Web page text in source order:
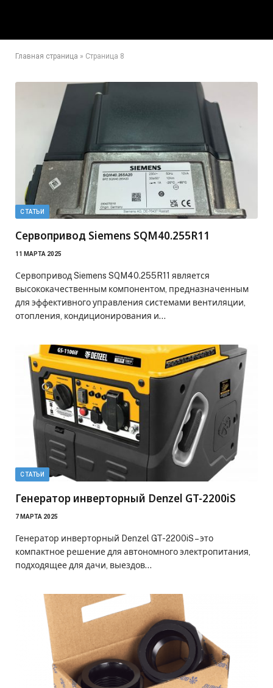
Главная страница » Страница 8
СТАТЬИ
Сервопривод Siemens SQM40.255R11
11 МАРТА 2025
Сервопривод Siemens SQM40.255R11 является
высококачественным компонентом, предназначенным
для эффективного управления системами вентиляции,
отопления, кондиционирования и…
СТАТЬИ
Генератор инверторный Denzel GT-2200iS
7 МАРТА 2025
Генератор инверторный Denzel GT-2200iS – это
компактное решение для автономного электропитания,
подходящее для дачи, выездов…